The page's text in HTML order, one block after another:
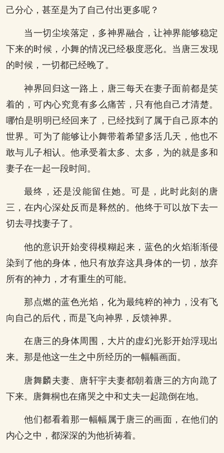
己分心，甚至是为了自己付出更多呢？
当一切尘埃落定，多神界融合，让神界能够稳定
下来的时候，小舞的情况已经极度恶化。当唐三发现
的时候，一切都已经晚了。
神界回归这一路上，唐三每天在妻子面前都是笑
着的，可内心究竟有多么痛苦，只有他自己才清楚。
哪怕是明明已经回来了，已经找到了属于自己原本的
世界。可为了能够让小舞带着希望多活几天，他也不
敢与儿子相认。他承受着太多、太多，为的就是多和
妻子在一起一段时间。
最终，还是没能留住她。可是，此时此刻的唐
三，在内心深处反而是释然的。他终于可以放下去一
切去寻找妻子了。
他的意识开始变得模糊起来，蓝色的火焰渐渐侵
染到了他的身体，他只有放弃这具身体的一切，放弃
所有的神力，才有重生的可能。
那点燃的蓝色光焰，化为最纯粹的神力，没有飞
向自己的后代，而是飞向神界，反馈神界。
在唐三的身体周围，大片的虚幻光影开始浮现出
来。那是他这一生之中所经历的一幅幅画面。
唐舞麟夫妻、唐轩宇夫妻都朝着唐三的方向跪了
下来。唐舞桐也在痛哭之中和丈夫一起跪倒在地。
他们都看着那一幅幅属于唐三的画面，在他们的
内心之中，都深深的为他祈祷着。